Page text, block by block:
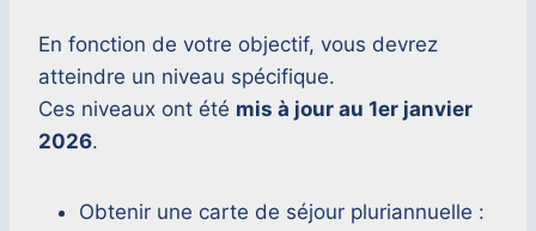
En fonction de votre objectif, vous devrez
atteindre un niveau spécifique.
Ces niveaux ont été mis à jour au 1er janvier
2026.
Obtenir une carte de séjour pluriannuelle :